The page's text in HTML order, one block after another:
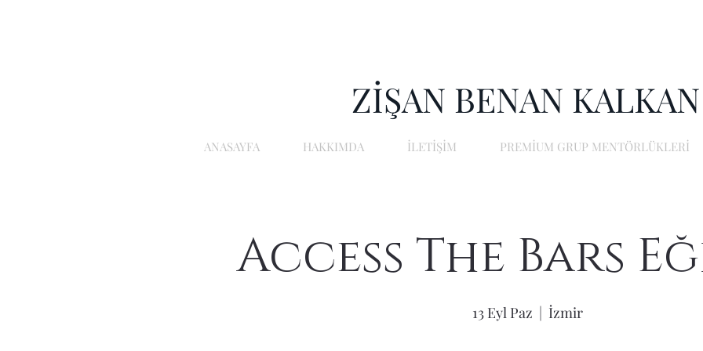
ZİŞAN BENAN KALKAN
ANASAYFA HAKKIMDA İLETİŞİM PREMİUM GRUP MENTÖRLÜKLERİ
Access The Bars
13 Eyl Paz
  |
İzmir